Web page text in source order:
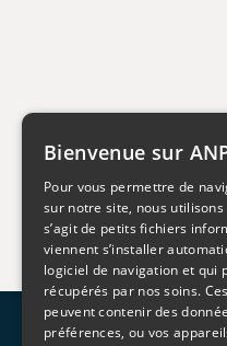
Bienvenue sur
Pour vous permettre de
sur notre site, nous utilisons
s’agit de petits fichiers
viennent s’installer
logiciel de navigation et qui
récupérés par nos soins.
peuvent contenir des
préférences, ou vos